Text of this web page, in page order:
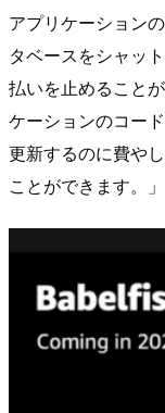
アプリケーション
タベースをシャッ
払いを止めること
ケーションのコー
更新するのに費や
ことができます。」